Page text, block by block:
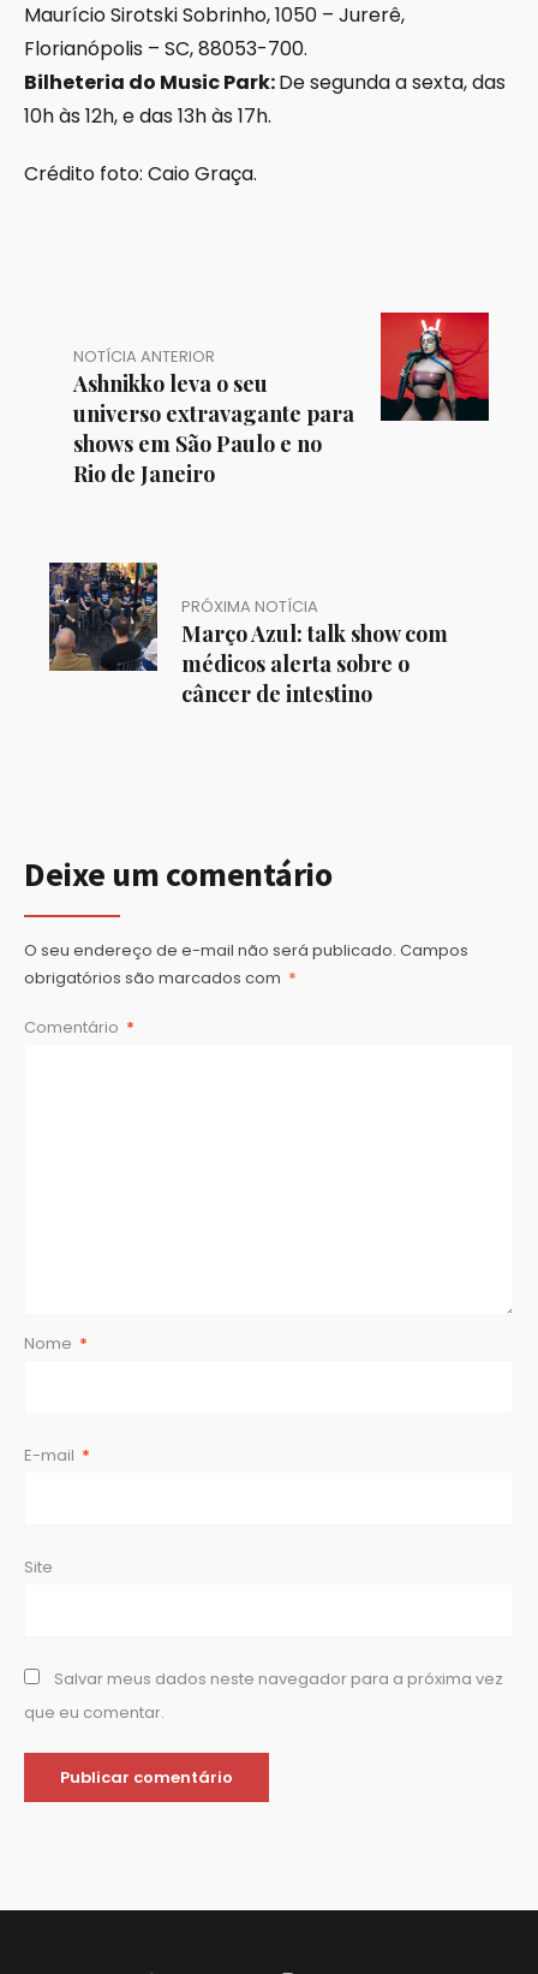
Maurício Sirotski Sobrinho, 1050 – Jurerê,
Florianópolis – SC, 88053-700.
Bilheteria do Music Park:De segunda a sexta, das
10h às 12h, e das 13h às 17h.
Crédito foto: Caio Graça.
NOTÍCIA ANTERIOR
Ashnikko leva o seu
universo extravagante para
shows em São Paulo e no
Rio de Janeiro
PRÓXIMA NOTÍCIA
Março Azul: talk show com
médicos alerta sobre o
câncer de intestino
Deixe um comentário
O seu endereço de e-mail não será publicado. Campos
obrigatórios são marcados com *
Comentário *
Nome *
E-mail *
Site
Salvar meus dados neste navegador para a próxima vez
que eu comentar.